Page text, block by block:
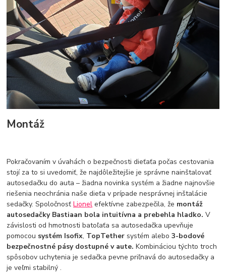
Montáž
Pokračovaním v úvahách o bezpečnosti dieťaťa počas cestovania
stojí za to si uvedomiť, že najdôležitejšie je správne nainštalovať
autosedačku do auta – žiadna novinka systém a žiadne najnovšie
riešenia neochránia naše dieťa v prípade nesprávnej inštalácie
sedačky. SpoločnosťLionel efektívne zabezpečila, že montáž
autosedačky Bastiaan bola intuitívna a prebehla hladko. V
závislosti od hmotnosti batoľaťa sa autosedačka upevňuje
pomocou systém Isofix, TopTether systém alebo3-bodové
bezpečnostné pásy dostupné v aute. Kombináciou týchto troch
spôsobov uchytenia je sedačka pevne priľnavá do autosedačky a
je veľmi stabilný .